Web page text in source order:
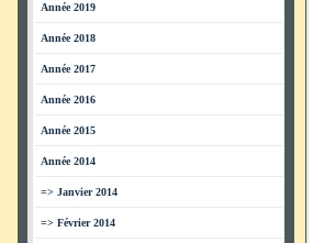
Année 2019
Année 2018
Année 2017
Année 2016
Année 2015
Année 2014
=> Janvier 2014
=> Février 2014